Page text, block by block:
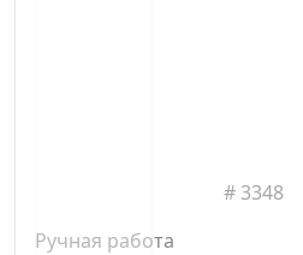
#3348
Ручная работа